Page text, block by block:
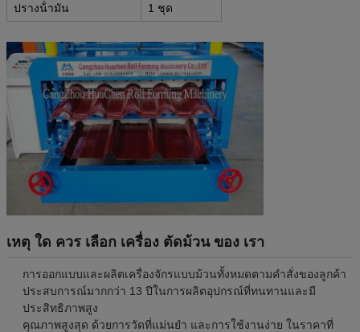
ปรางน้ํามัน 1 ชุด
เหตุ ใด ควร เลือก เครื่อง ตัดม้วน ของ เรา
การออกแบบและผลิตเครื่องจักรแบบม้วนทั้งหมดตามคําสั่งของลูกค้า
ประสบการณ์มากกว่า 13 ปีในการผลิตอุปกรณ์ที่ทนทานและมี
ประสิทธิภาพสูง
คุณภาพสูงสุด ด้วยการวัดที่แม่นยํา และการใช้งานง่าย ในราคาที่